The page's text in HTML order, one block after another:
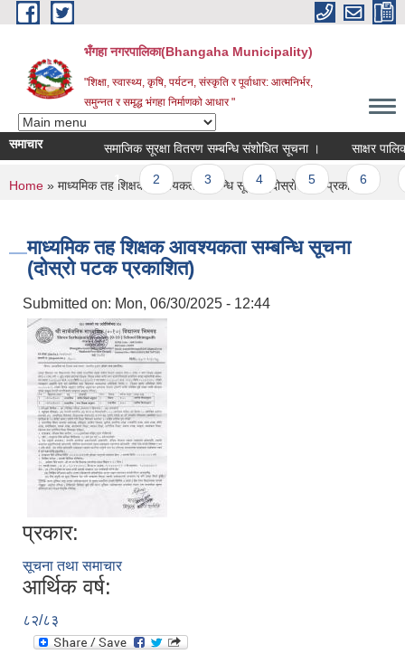
Skip to main content
भँगहा नगरपालिका(Bhangaha Municipality)
"शिक्षा, स्वास्थ्य, कृषि, पर्यटन, संस्कृति र पूर्वाधार: आत्मनिर्भर,
समुन्नत र समृद्ध भंगहा निर्माणको आधार "
समाचार समाजिक सूरक्षा वितरण सम्बन्धि संशोधित सूचना । साक्षर पालिका
Pages
1 2 3 4 5 6
You are here
Home » माध्यमिक तह शिक्षक आवश्यकता सम्बन्धि सूचना (दोस्रो पटक प्रकाशित)
माध्यमिक तह शिक्षक आवश्यकता सम्बन्धि सूचना
(दोस्रो पटक प्रकाशित)
Submitted on: Mon, 06/30/2025 - 12:44
प्रकार:
सूचना तथा समाचार
आर्थिक वर्ष:
८२/८३